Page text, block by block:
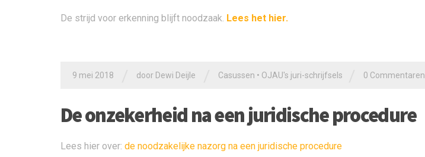
De strijd voor erkenning blijft noodzaak. Lees het hier.
9 mei 2018 door Dewi Deijle Casussen • OJAU's juri-schrijfsels 0 Commentaren
De onzekerheid na een juridische procedure
Lees hier over: de noodzakelijke nazorg na een juridische procedure